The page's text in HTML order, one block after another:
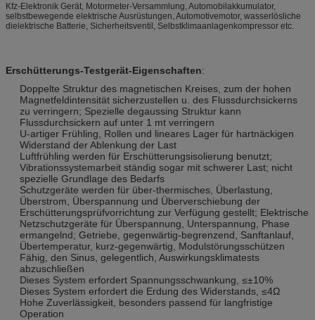
Kfz-Elektronik Gerät, Motormeter-Versammlung, Automobilakkumulator,
selbstbewegende elektrische Ausrüstungen, Automotivemotor, wasserlösliche
dielektrische Batterie, Sicherheitsventil, Selbstklimaanlagenkompressor etc.
Erschütterungs-Testgerät-Eigenschaften:
Doppelte Struktur des magnetischen Kreises, zum der hohen
Magnetfeldintensität sicherzustellen u. des Flussdurchsickerns
zu verringern; Spezielle degaussing Struktur kann
Flussdurchsickern auf unter 1 mt verringern
U-artiger Frühling, Rollen und lineares Lager für hartnäckigen
Widerstand der Ablenkung der Last
Luftfrühling werden für Erschütterungsisolierung benutzt;
Vibrationssystemarbeit ständig sogar mit schwerer Last; nicht
spezielle Grundlage des Bedarfs
Schutzgeräte werden für über-thermisches, Überlastung,
Überstrom, Überspannung und Überverschiebung der
Erschütterungsprüfvorrichtung zur Verfügung gestellt; Elektrische
Netzschutzgeräte für Überspannung, Unterspannung, Phase
ermangelnd; Getriebe, gegenwärtig-begrenzend, Sanftanlauf,
Übertemperatur, kurz-gegenwärtig, Modulstörungsschützen
Fähig, den Sinus, gelegentlich, Auswirkungsklimatests
abzuschließen
Dieses System erfordert Spannungsschwankung, ≤±10%
Dieses System erfordert die Erdung des Widerstands, ≤4Ω
Hohe Zuverlässigkeit, besonders passend für langfristige
Operation